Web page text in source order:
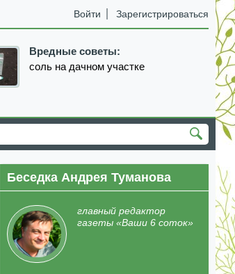
Войти Зарегистрироваться
Вредные советы:
соль на дачном участке
декабрь январь февраль март
Беседка Андрея Туманова
главный редактор
газеты «Ваши 6 соток»